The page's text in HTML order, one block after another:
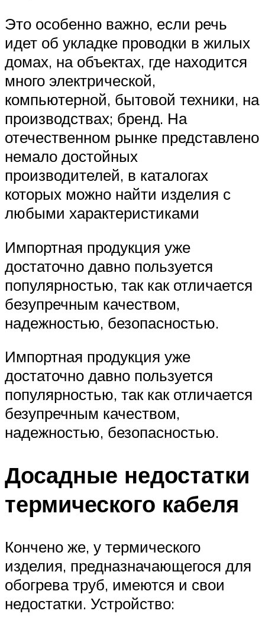
Это особенно важно, если речь
идет об укладке проводки в жилых
домах, на объектах, где находится
много электрической,
компьютерной, бытовой техники, на
производствах; бренд. На
отечественном рынке представлено
немало достойных
производителей, в каталогах
которых можно найти изделия с
любыми характеристиками
Импортная продукция уже
достаточно давно пользуется
популярностью, так как отличается
безупречным качеством,
надежностью, безопасностью.
Импортная продукция уже
достаточно давно пользуется
популярностью, так как отличается
безупречным качеством,
надежностью, безопасностью.
Досадные недостатки
термического кабеля
Кончено же, у термического
изделия, предназначающегося для
обогрева труб, имеются и свои
недостатки. Устройство: